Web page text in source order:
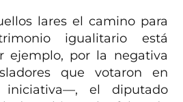
lares el camino para
igualitario está
ejemplo, por la negativa
que votaron en
el diputado